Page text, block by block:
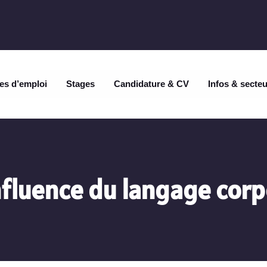
d’emploi Stages Candidature & CV Infos &
du langage